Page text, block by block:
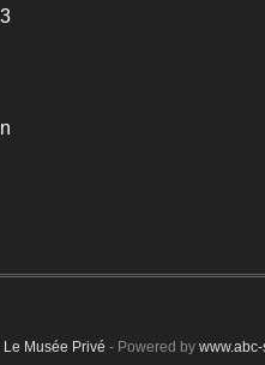
Le Musée Privé - Powered by